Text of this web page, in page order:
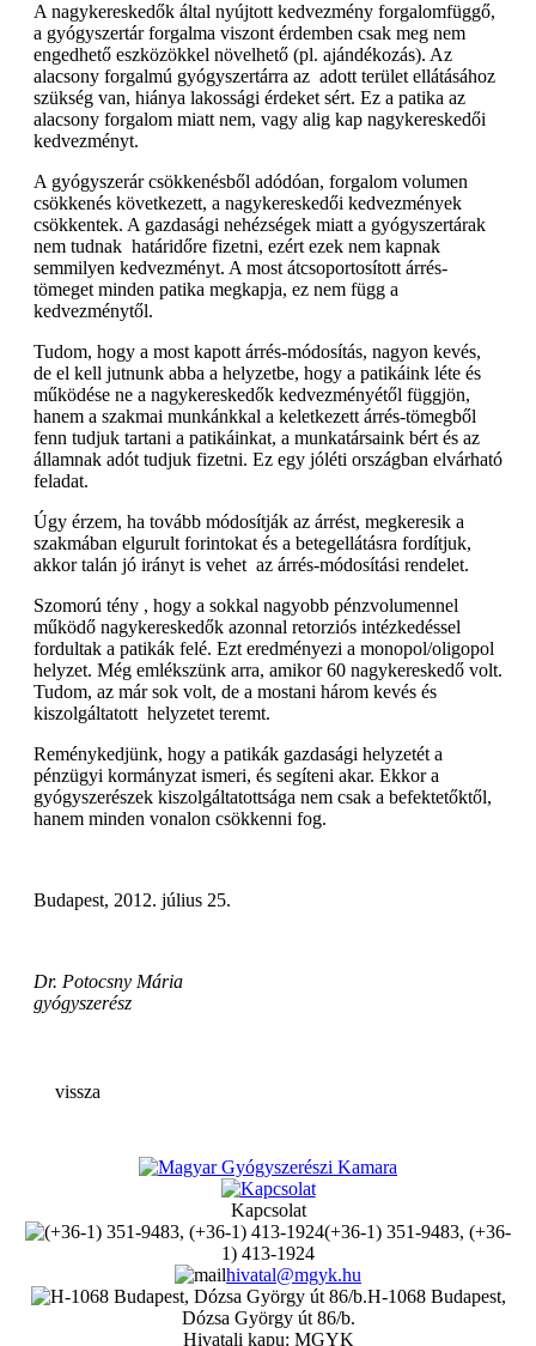
A nagykereskedők által nyújtott kedvezmény forgalomfüggő,
a gyógyszertár forgalma viszont érdemben csak meg nem
engedhető eszközökkel növelhető (pl. ajándékozás). Az
alacsony forgalmú gyógyszertárra az adott terület ellátásához
szükség van, hiánya lakossági érdeket sért. Ez a patika az
alacsony forgalom miatt nem, vagy alig kap nagykereskedői
kedvezményt.
A gyógyszerár csökkenésből adódóan, forgalom volumen
csökkenés következett, a nagykereskedői kedvezmények
csökkentek. A gazdasági nehézségek miatt a gyógyszertárak
nem tudnak határidőre fizetni, ezért ezek nem kapnak
semmilyen kedvezményt. A most átcsoportosított árrés-
tömeget minden patika megkapja, ez nem függ a
kedvezménytől.
Tudom, hogy a most kapott árrés-módosítás, nagyon kevés,
de el kell jutnunk abba a helyzetbe, hogy a patikáink léte és
működése ne a nagykereskedők kedvezményétől függjön,
hanem a szakmai munkánkkal a keletkezett árrés-tömegből
fenn tudjuk tartani a patikáinkat, a munkatársaink bért és az
államnak adót tudjuk fizetni. Ez egy jóléti országban elvárható
feladat.
Úgy érzem, ha tovább módosítják az árrést, megkeresik a
szakmában elgurult forintokat és a betegellátásra fordítjuk,
akkor talán jó irányt is vehet az árrés-módosítási rendelet.
Szomorú tény , hogy a sokkal nagyobb pénzvolumennel
működő nagykereskedők azonnal retorziós intézkedéssel
fordultak a patikák felé. Ezt eredményezi a monopol/oligopol
helyzet. Még emlékszünk arra, amikor 60 nagykereskedő volt.
Tudom, az már sok volt, de a mostani három kevés és
kiszolgáltatott helyzetet teremt.
Reménykedjünk, hogy a patikák gazdasági helyzetét a
pénzügyi kormányzat ismeri, és segíteni akar. Ekkor a
gyógyszerészek kiszolgáltatottsága nem csak a befektetőktől,
hanem minden vonalon csökkenni fog.
Budapest, 2012. július 25.
Dr. Potocsny Mária
gyógyszerész
vissza
Kapcsolat
(+36-1) 351-9483, (+36-
1) 413-1924
hivatal@mgyk.hu
H-1068 Budapest,
Dózsa György út 86/b.
Hivatali kapu: MGYK